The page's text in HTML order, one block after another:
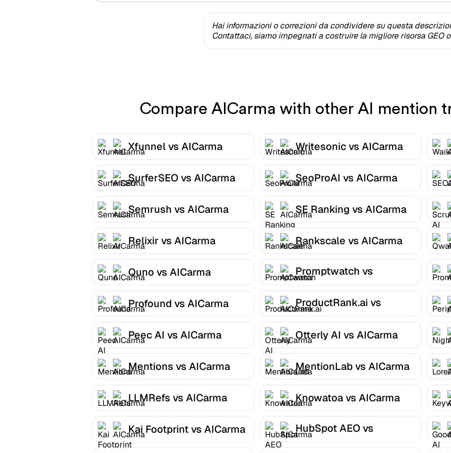
Hai informazioni o correzioni da condividere su questa
Contattaci, siamo impegnati a costruire la migliore risorsa GEO
Compare AICarma with other AI mention
Xfunnel vs AICarma Writesonic vs AICarma
SurferSEO vs AICarma SeoProAI vs AICarma
Semrush vs AICarma SE Ranking vs AICarma
Relixir vs AICarma Rankscale vs AICarma
Quno vs AICarma
Promptwatch vs
AICarma
Profound vs AICarma
ProductRank.ai vs
AICarma
Peec AI vs AICarma Otterly AI vs AICarma
Mentions vs AICarma MentionLab vs AICarma
LLMRefs vs AICarma Knowatoa vs AICarma
Kai Footprint vs AICarma
HubSpot AEO vs
AICarma